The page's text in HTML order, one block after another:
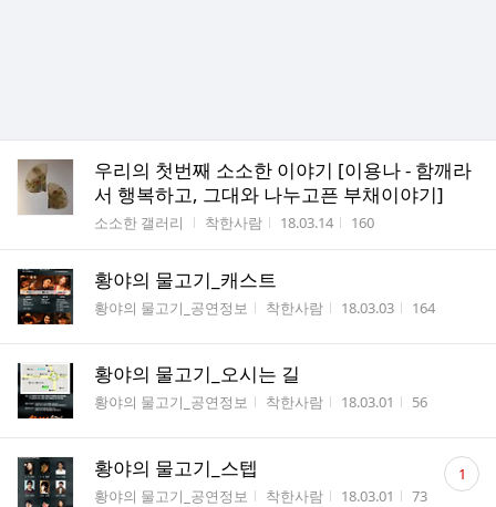
우리의 첫번째 소소한 이야기 [이용나 - 함깨라
서 행복하고, 그대와 나누고픈 부채이야기]
게시판명
소소한 갤러리 작성자
착한사람 작성시간
18.03.14 조회수
160
황야의 물고기_캐스트
게시판명
황야의 물고기_공연정보 작성자
착한사람 작성시간
18.03.03 조회수
164
황야의 물고기_오시는 길
게시판명
황야의 물고기_공연정보 작성자
착한사람 작성시간
18.03.01 조회수
56
황야의 물고기_스텝
게시판명
황야의 물고기_공연정보 작성자
착한사람 작성시간
18.03.01 조회수
73
댓
글 1